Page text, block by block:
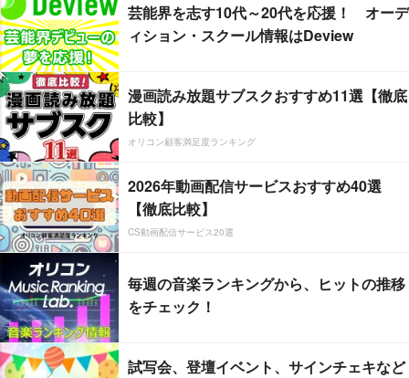
芸能界を志す10代～20代を応援！ オーデ
ィション・スクール情報はDeview
漫画読み放題サブスクおすすめ11選【徹底
比較】
オリコン顧客満足度ランキング
2026年動画配信サービスおすすめ40選
【徹底比較】
CS動画配信サービス20選
毎週の音楽ランキングから、ヒットの推移
をチェック！
試写会、登壇イベント、サインチェキなど